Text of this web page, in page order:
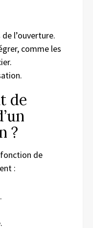
l’ouverture.
comme les
de
?
de
: